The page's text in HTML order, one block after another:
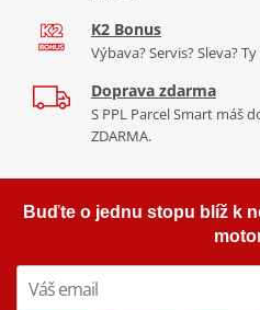
K2 Bonus
Výbava? Servis? Sleva?
Doprava zdarma
S PPL Parcel Smart máš
ZDARMA.
Buďte o jednu stopu blíž k